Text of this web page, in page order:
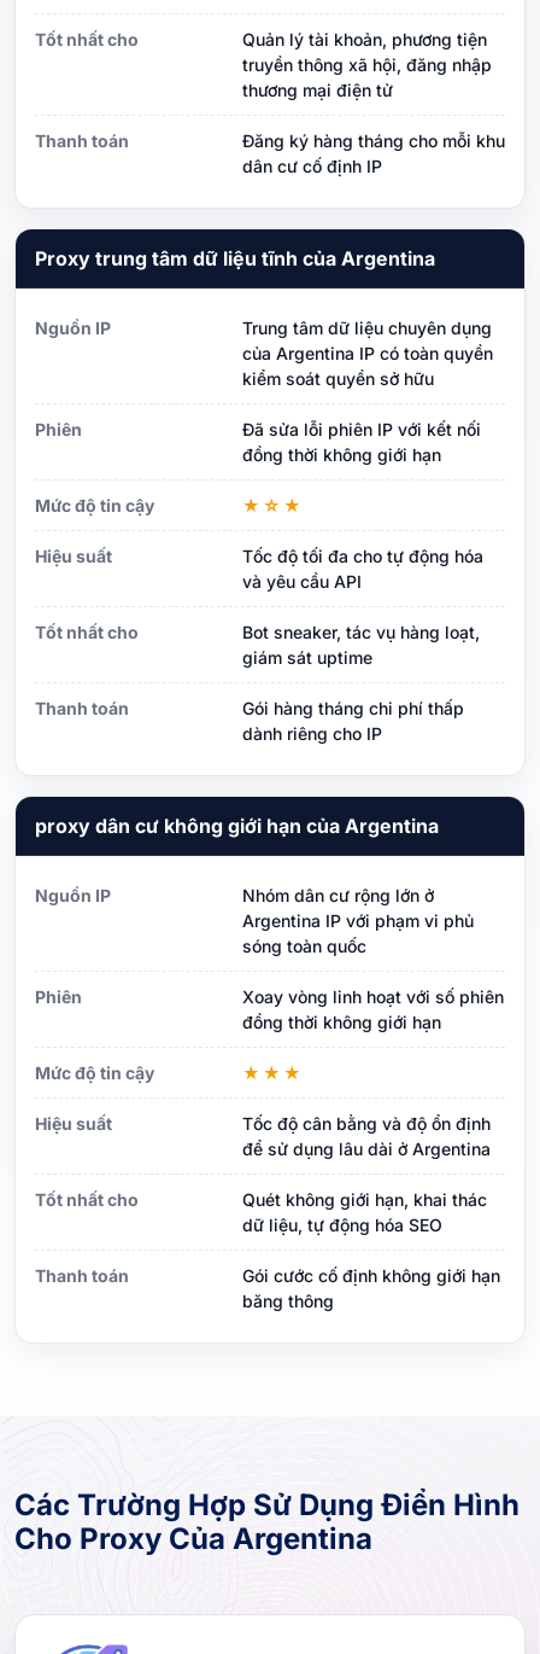
Tốt nhất cho
Quản lý tài khoản, phương tiện
truyền thông xã hội, đăng nhập
thương mại điện tử
Thanh toán
Đăng ký hàng tháng cho mỗi khu
dân cư cố định IP
Proxy trung tâm dữ liệu tĩnh của Argentina
Nguồn IP
Trung tâm dữ liệu chuyên dụng
của Argentina IP có toàn quyền
kiểm soát quyền sở hữu
Phiên
Đã sửa lỗi phiên IP với kết nối
đồng thời không giới hạn
Mức độ tin cậy ★☆★
Hiệu suất
Tốc độ tối đa cho tự động hóa
và yêu cầu API
Tốt nhất cho
Bot sneaker, tác vụ hàng loạt,
giám sát uptime
Thanh toán
Gói hàng tháng chi phí thấp
dành riêng cho IP
proxy dân cư không giới hạn của Argentina
Nguồn IP
Nhóm dân cư rộng lớn ở
Argentina IP với phạm vi phủ
sóng toàn quốc
Phiên
Xoay vòng linh hoạt với số phiên
đồng thời không giới hạn
Mức độ tin cậy ★★★
Hiệu suất
Tốc độ cân bằng và độ ổn định
để sử dụng lâu dài ở Argentina
Tốt nhất cho
Quét không giới hạn, khai thác
dữ liệu, tự động hóa SEO
Thanh toán
Gói cước cố định không giới hạn
băng thông
Các Trường Hợp Sử Dụng Điển Hình
Cho Proxy Của Argentina